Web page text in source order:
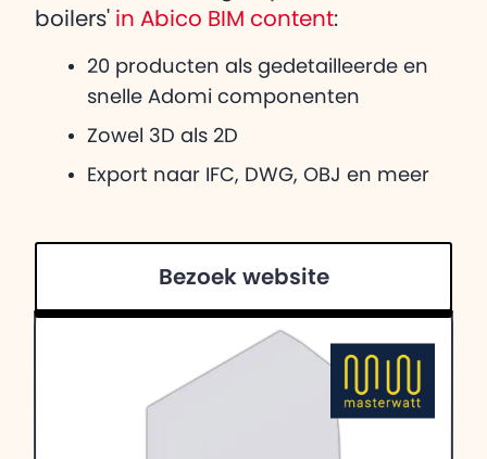
boilers' in Abico BIM content:
20 producten als gedetailleerde en
snelle Adomi componenten
Zowel 3D als 2D
Export naar IFC, DWG, OBJ en meer
Bezoek website